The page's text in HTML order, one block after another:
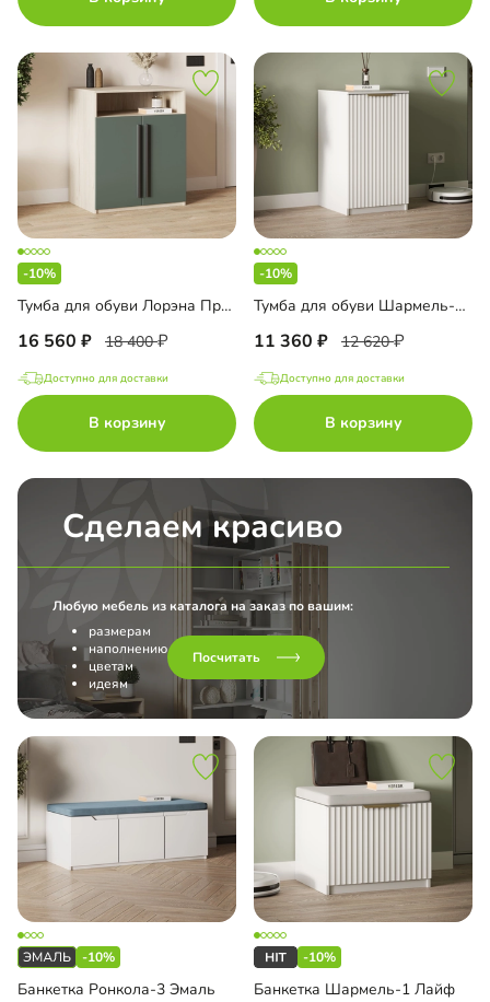
-10%
Тумба для обуви Лорэна Премиум
16 560 18 400
Доступно для доставки
В корзину
-10%
Тумба для обуви Шармель-1 Лайф
11 360 12 620
Доступно для доставки
В корзину
Сделаем красиво
Любую мебель из каталога на заказ по вашим:
размерам
наполнению
цветам
идеям
Посчитать
-10%
Банкетка Ронкола-3 Эмаль
-10%
Банкетка Шармель-1 Лайф